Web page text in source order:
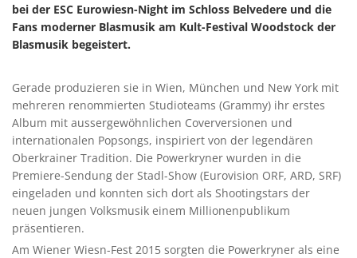
bei der ESC Eurowiesn-Night im Schloss Belvedere und die
Fans moderner Blasmusik am Kult-Festival Woodstock der
Blasmusik begeistert.
Gerade produzieren sie in Wien, München und New York mit
mehreren renommierten Studioteams (Grammy) ihr erstes
Album mit aussergewöhnlichen Coverversionen und
internationalen Popsongs, inspiriert von der legendären
Oberkrainer Tradition. Die Powerkryner wurden in die
Premiere-Sendung der Stadl-Show (Eurovision ORF, ARD, SRF)
eingeladen und konnten sich dort als Shootingstars der
neuen jungen Volksmusik einem Millionenpublikum
präsentieren.
Am Wiener Wiesn-Fest 2015 sorgten die Powerkryner als eine